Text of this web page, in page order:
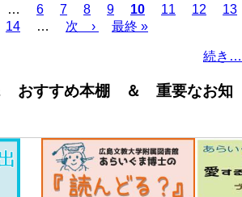
… Page
6 Page
7 Page
8 Page
9
Current
page
10 Page
11 Page
12
13
Page
14 …
Next
次 ›
Last
最終 »
続き…
おすすめ本棚 ＆ 重要なお知